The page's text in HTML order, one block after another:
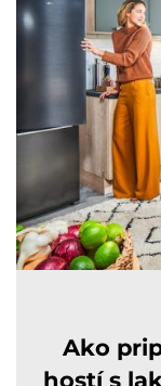
Ako
hostí s